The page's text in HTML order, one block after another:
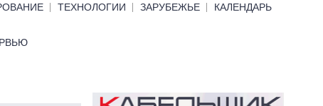
ТЕХНОЛОГИИ ЗАРУБЕЖЬЕ КАЛЕНДАРЬ